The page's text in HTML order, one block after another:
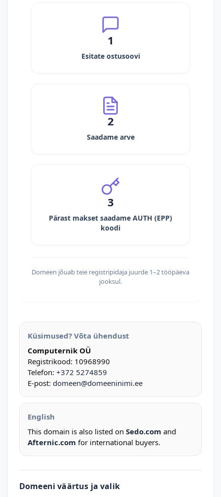
1
Esitate ostusoovi
2
Saadame arve
3
Pärast makset saadame AUTH (EPP)
koodi
Domeen jõuab teie registripidaja juurde 1–2 tööpäeva
jooksul.
Küsimused? Võta ühendust
Computernik OÜ
Registrikood: 10968990
Telefon: +372 5274859
E-post: domeen@domeeninimi.ee
English
This domain is also listed on Sedo.com and
Afternic.com for international buyers.
Domeeni väärtus ja valik